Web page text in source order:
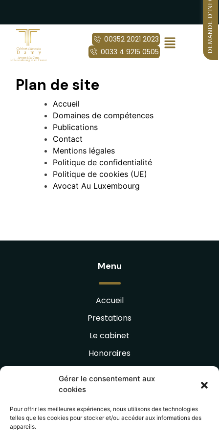
Gérer le consentement aux
cookies
Pour offrir les meilleures expériences, nous utilisons des technologies
telles que les cookies pour stocker et/ou accéder aux informations des
appareils.
00352 2021 2023
0033 4 9215 0505
Plan de site
Accueil
Domaines de compétences
Publications
Contact
Mentions légales
Politique de confidentialité
Politique de cookies (UE)
Avocat Au Luxembourg
Menu
Accueil
Prestations
Le cabinet
Honoraires
Lexique juridique
Contact